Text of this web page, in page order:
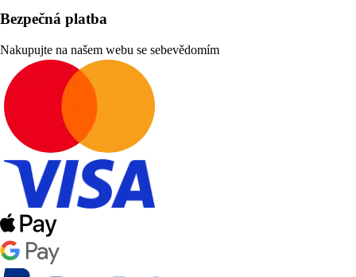
Bezpečná platba
Nakupujte na našem webu se sebevědomím